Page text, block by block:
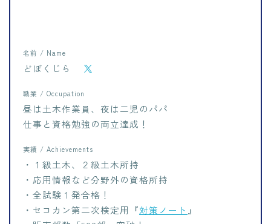
名前 / Name
どぼくじら
職業 / Occupation
昼は土木作業員、夜は二児のパパ
仕事と資格勉強の両立達成！
実績 / Achievements
・１級土木、２級土木所持
・応用情報など分野外の資格所持
・全試験１発合格！
・セコカン第二次検定用『対策ノート 』